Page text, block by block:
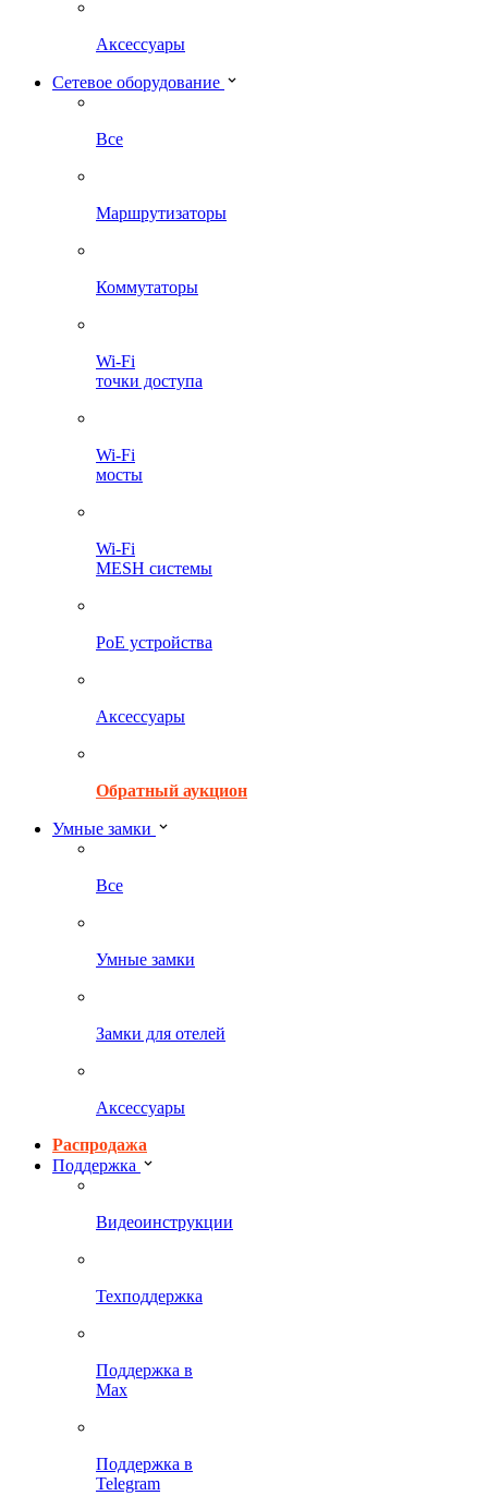
Аксессуары
Сетевое оборудование
Все
Маршрутизаторы
Коммутаторы
Wi-Fi
точки доступа
Wi-Fi
мосты
Wi-Fi
MESH системы
PoE устройства
Аксессуары
Обратный аукцион
Умные замки
Все
Умные замки
Замки для отелей
Аксессуары
Распродажа
Поддержка
Видеоинструкции
Техподдержка
Поддержка в
Max
Поддержка в
Telegram